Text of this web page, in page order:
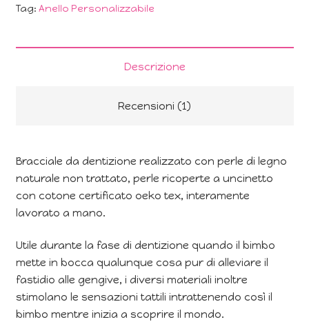
Tag: Anello Personalizzabile
Descrizione
Recensioni (1)
Bracciale da dentizione realizzato con perle di legno
naturale non trattato, perle ricoperte a uncinetto
con cotone certificato oeko tex, interamente
lavorato a mano.
Utile durante la fase di dentizione quando il bimbo
mette in bocca qualunque cosa pur di alleviare il
fastidio alle gengive, i diversi materiali inoltre
stimolano le sensazioni tattili intrattenendo così il
bimbo mentre inizia a scoprire il mondo.